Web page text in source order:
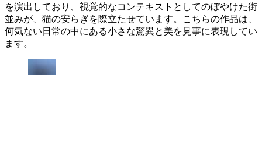
を演出しており、視覚的なコンテキストとしてのぼやけた街
並みが、猫の安らぎを際立たせています。こちらの作品は、
何気ない日常の中にある小さな驚異と美を見事に表現してい
ます。